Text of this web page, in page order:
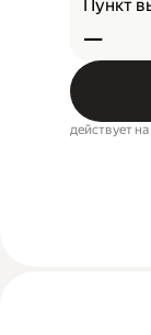
Пункт
—
действует